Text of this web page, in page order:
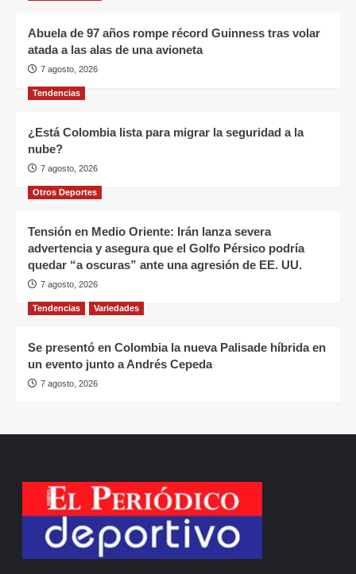
Abuela de 97 años rompe récord Guinness tras volar
atada a las alas de una avioneta
7 agosto, 2026
Tendencias
¿Está Colombia lista para migrar la seguridad a la
nube?
7 agosto, 2026
Otros Deportes
Tensión en Medio Oriente: Irán lanza severa
advertencia y asegura que el Golfo Pérsico podría
quedar “a oscuras” ante una agresión de EE. UU.
7 agosto, 2026
Tendencias Variedades
Se presentó en Colombia la nueva Palisade híbrida en
un evento junto a Andrés Cepeda
7 agosto, 2026